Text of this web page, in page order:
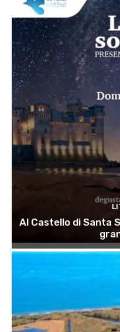
Al Castello di Santa